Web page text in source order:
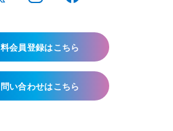
会員登録はこちら
い合わせはこちら